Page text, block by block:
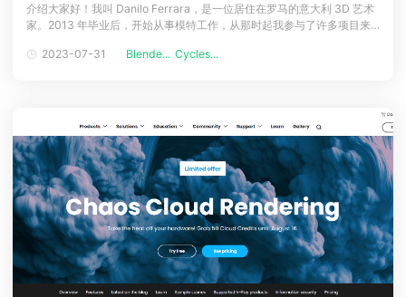
介绍大家好！我叫 Danilo Ferrara，是一位居住在罗马的意大利 3D 艺术
家。2013 年毕业后，开始从事模特工作，从那时起我参与了许多项目来
在2022年获得游戏设计学士学位。从那时起，我一直在 B2B 行业担任 3D
2023-07-31 Blende... Cycles...